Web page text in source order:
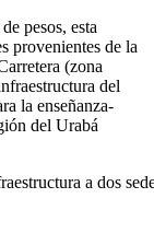
pesos, esta
provenientes de la
(zona
del
la enseñanza-
del Urabá